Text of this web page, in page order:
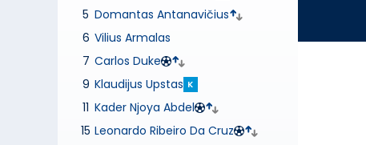
5 Domantas Antanavičius
6 Vilius Armalas
7 Carlos Duke
9 Klaudijus Upstas K
11 Kader Njoya Abdel
15 Leonardo Ribeiro Da Cruz